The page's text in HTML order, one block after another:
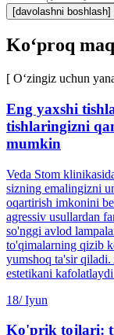
[davolashni boshlash]
Ko‘proq
[ O‘zingiz uchun
Eng yaxshi
tishlaringizni
mumkin
Veda Stom
sizning emalingizni
oqartirish imkonini
agressiv usullardan
so'nggi avlod
to'qimalarning qizib
yumshoq ta'sir
estetikani
18/ Iyun
Ko'prik tojlari: